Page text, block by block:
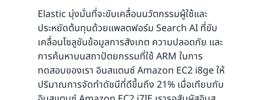
Elastic มุ่งมั่นที่จะขับเคลื่อนนวัตกรรมผู้ใช้และ
ประหยัดต้นทุนด้วยแพลตฟอร์ม Search AI ที่ขับ
เคลื่อนโซลูชันข้อมูลการสังเกต ความปลอดภัย และ
การค้นหาบนสถาปัตยกรรมที่ใช้ ARM ในการ
ทดสอบของเรา อินสแตนซ์ Amazon EC2 i8ge ให้
ปริมาณการจัดทำดัชนีที่ดีขึ้นถึง 21% เมื่อเทียบกับ